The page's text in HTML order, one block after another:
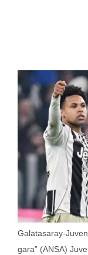
Galatasaray-
gara” (ANSA)